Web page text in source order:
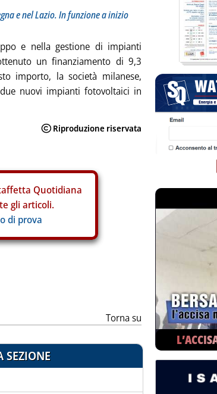
e nel Lazio. In funzione a inizio
e nella gestione di impianti
un finanziamento di 9,3
importo, la società milanese,
nuovi impianti fotovoltaici in
Quotidiana
gli articoli.
di prova
Torna su
SEZIONE